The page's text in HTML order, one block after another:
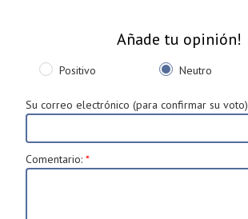
Añade tu opinión!
Positivo Neutro
Su correo electrónico (para confirmar su voto)
Comentario: *